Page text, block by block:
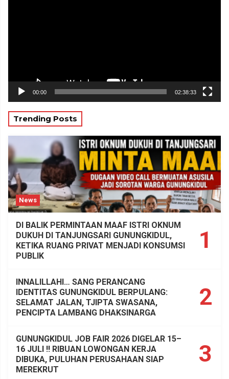
00:00 02:38:33
Trending Posts
News
1
DI BALIK PERMINTAAN MAAF ISTRI OKNUM
DUKUH DI TANJUNGSARI GUNUNGKIDUL,
KETIKA RUANG PRIVAT MENJADI KONSUMSI
PUBLIK
2
INNALILLAHI… SANG PERANCANG
IDENTITAS GUNUNGKIDUL BERPULANG:
SELAMAT JALAN, TJIPTA SWASANA,
PENCIPTA LAMBANG DHAKSINARGA
3
GUNUNGKIDUL JOB FAIR 2026 DIGELAR 15–
16 JULI !! RIBUAN LOWONGAN KERJA
DIBUKA, PULUHAN PERUSAHAAN SIAP
MEREKRUT